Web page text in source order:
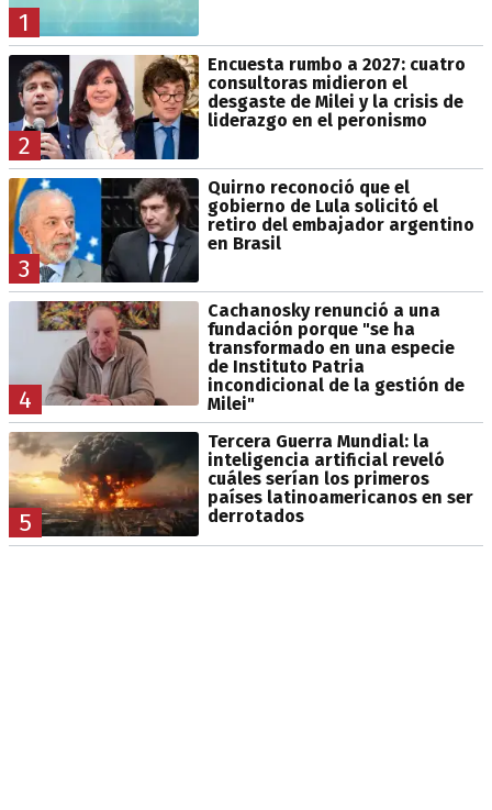
1
2
Encuesta rumbo a 2027: cuatro
consultoras midieron el
desgaste de Milei y la crisis de
liderazgo en el peronismo
3
Quirno reconoció que el
gobierno de Lula solicitó el
retiro del embajador argentino
en Brasil
4
Cachanosky renunció a una
fundación porque "se ha
transformado en una especie
de Instituto Patria
incondicional de la gestión de
Milei"
5
Tercera Guerra Mundial: la
inteligencia artificial reveló
cuáles serían los primeros
países latinoamericanos en ser
derrotados